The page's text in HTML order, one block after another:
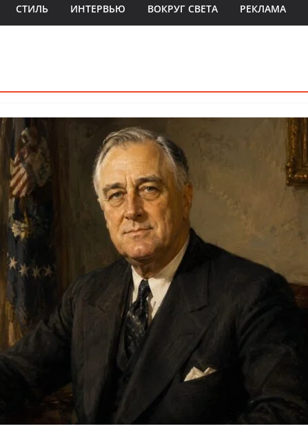
СТИЛЬ ИНТЕРВЬЮ ВОКРУГ СВЕТА РЕКЛАМА